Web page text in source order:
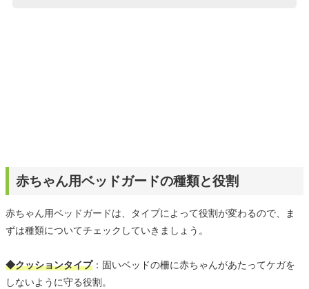
赤ちゃん用ベッドガードの種類と役割
赤ちゃん用ベッドガードは、タイプによって役割が変わるので、ま
ずは種類についてチェックしていきましょう。
◆クッションタイプ：固いベッドの柵に赤ちゃんがあたってケガを
しないように守る役割。